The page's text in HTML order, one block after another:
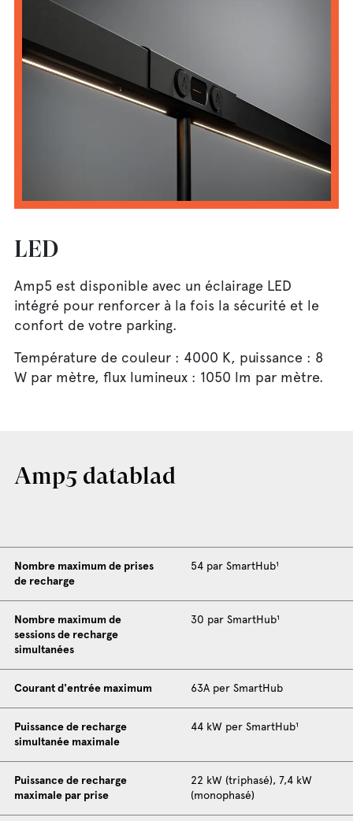
LED
Amp5 est disponible avec un éclairage LED
intégré pour renforcer à la fois la sécurité et le
confort de votre parking.
Température de couleur : 4000 K, puissance : 8
W par mètre, flux lumineux : 1050 lm par mètre.
Amp5 datablad
Nombre maximum de prises
de recharge
54 par SmartHub¹
Nombre maximum de
sessions de recharge
simultanées
30 par SmartHub¹
Courant d'entrée maximum 63A per SmartHub
Puissance de recharge
simultanée maximale
44 kW per SmartHub¹
Puissance de recharge
maximale par prise
22 kW (triphasé), 7,4 kW
(monophasé)